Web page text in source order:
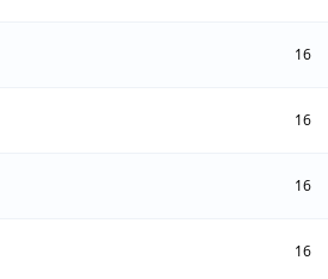
16
16
16
16